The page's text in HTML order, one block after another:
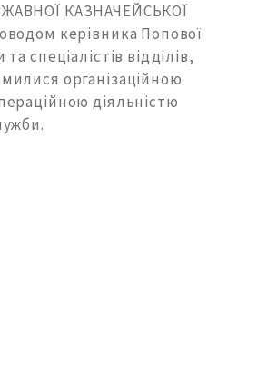
КАЗНАЧЕЙСЬКОЇ
керівника Попової
спеціалістів відділів,
організаційною
діяльністю